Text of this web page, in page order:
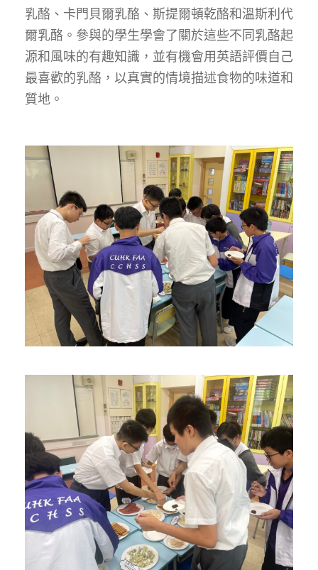
乳酪、卡門貝爾乳酪、斯提爾頓乾酪和溫斯利代
爾乳酪。參與的學生學會了關於這些不同乳酪起
源和風味的有趣知識，並有機會用英語評價自己
最喜歡的乳酪，以真實的情境描述食物的味道和
質地。